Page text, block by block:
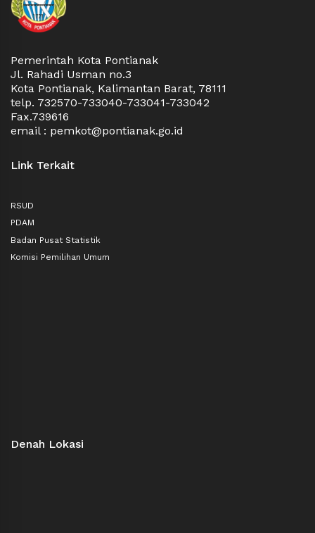
Pemerintah Kota Pontianak
Jl. Rahadi Usman no.3
Kota Pontianak, Kalimantan Barat, 78111
telp. 732570-733040-733041-733042
Fax.739616
email : pemkot@pontianak.go.id
Link Terkait
RSUD
PDAM
Badan Pusat Statistik
Komisi Pemilihan Umum
Denah Lokasi